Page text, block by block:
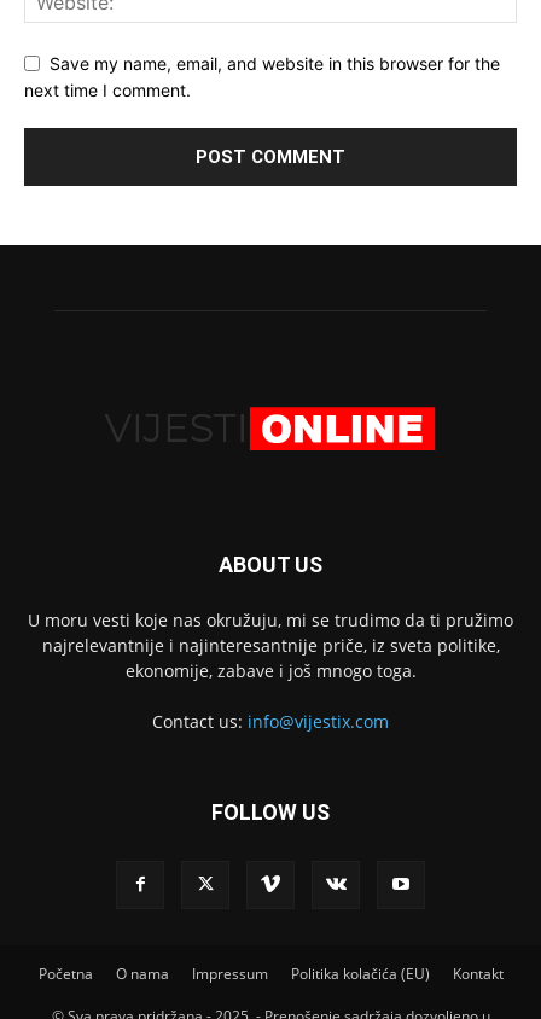
Save my name, email, and website in this browser for the
next time I comment.
ABOUT US
U moru vesti koje nas okružuju, mi se trudimo da ti pružimo
najrelevantnije i najinteresantnije priče, iz sveta politike,
ekonomije, zabave i još mnogo toga.
Contact us: info@vijestix.com
FOLLOW US
Početna O nama Impressum Politika kolačića (EU) Kontakt